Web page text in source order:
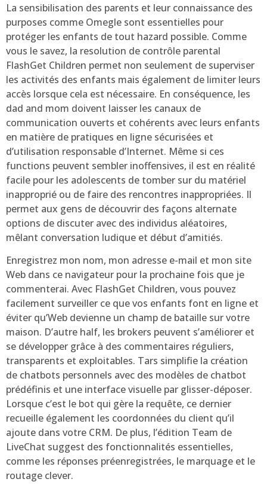
La sensibilisation des parents et leur connaissance des
purposes comme Omegle sont essentielles pour
protéger les enfants de tout hazard possible. Comme
vous le savez, la resolution de contrôle parental
FlashGet Children permet non seulement de superviser
les activités des enfants mais également de limiter leurs
accès lorsque cela est nécessaire. En conséquence, les
dad and mom doivent laisser les canaux de
communication ouverts et cohérents avec leurs enfants
en matière de pratiques en ligne sécurisées et
d’utilisation responsable d’Internet. Même si ces
functions peuvent sembler inoffensives, il est en réalité
facile pour les adolescents de tomber sur du matériel
inapproprié ou de faire des rencontres inappropriées. Il
permet aux gens de découvrir des façons alternate
options de discuter avec des individus aléatoires,
mêlant conversation ludique et début d’amitiés.
Enregistrez mon nom, mon adresse e-mail et mon site
Web dans ce navigateur pour la prochaine fois que je
commenterai. Avec FlashGet Children, vous pouvez
facilement surveiller ce que vos enfants font en ligne et
éviter qu’Web devienne un champ de bataille sur votre
maison. D’autre half, les brokers peuvent s’améliorer et
se développer grâce à des commentaires réguliers,
transparents et exploitables. Tars simplifie la création
de chatbots personnels avec des modèles de chatbot
prédéfinis et une interface visuelle par glisser-déposer.
Lorsque c’est le bot qui gère la requête, ce dernier
recueille également les coordonnées du client qu’il
ajoute dans votre CRM. De plus, l’édition Team de
LiveChat suggest des fonctionnalités essentielles,
comme les réponses préenregistrées, le marquage et le
routage clever.